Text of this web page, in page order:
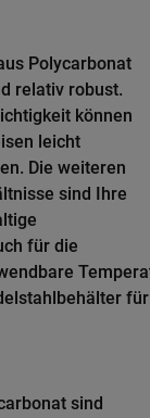
Polycarbonat
relativ robust.
können
leicht
Die weiteren
sind Ihre
für die
sind